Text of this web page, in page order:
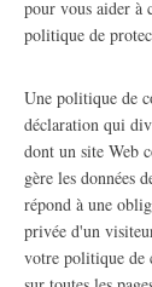
pour vous aider à
politique de
Une politique de
déclaration qui
dont un site Web
gère les données
répond à une
privée d'un
votre politique de